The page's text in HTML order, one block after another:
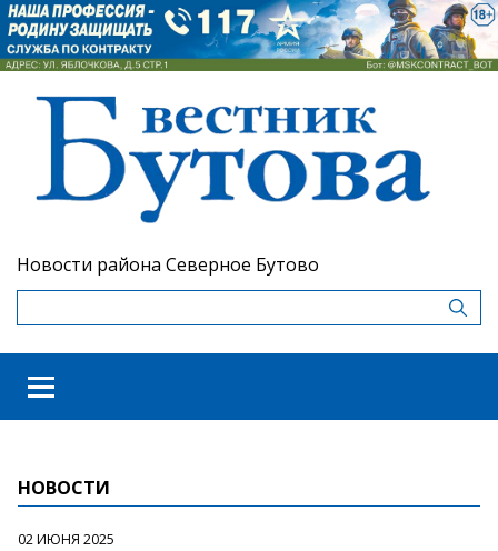
Новости района Северное Бутово
НОВОСТИ
02 ИЮНЯ 2025